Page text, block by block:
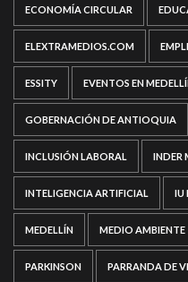
ECONOMÍA CIRCULAR
ELEXTRAMEDIOS.COM
ESSITY EVENTOS EN
GOBERNACIÓN DE ANTIOQUIA
INCLUSIÓN LABORAL INDER
INTELIGENCIA ARTIFICIAL IU
MEDELLÍN MEDIO AMBIENTE
PARKINSON PARRANDA DE